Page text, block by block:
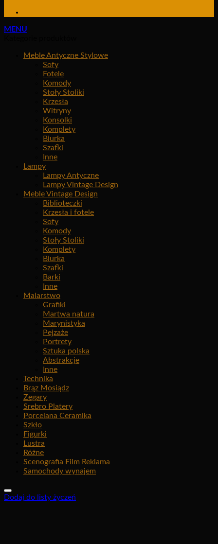
MENU
Meble Antyczne Stylowe
Sofy
Fotele
Komody
Stoły Stoliki
Krzesła
Witryny
Konsolki
Komplety
Biurka
Szafki
Inne
Lampy
Lampy Antyczne
Lampy Vintage Design
Meble Vintage Design
Biblioteczki
Krzesła i fotele
Sofy
Komody
Stoły Stoliki
Komplety
Biurka
Szafki
Barki
Inne
Malarstwo
Grafiki
Martwa natura
Marynistyka
Pejzaże
Portrety
Sztuka polska
Abstrakcje
Inne
Technika
Brąz Mosiądz
Zegary
Srebro Platery
Porcelana Ceramika
Szkło
Figurki
Lustra
Różne
Scenografia Film Reklama
Samochody wynajem
Dodaj do listy życzeń